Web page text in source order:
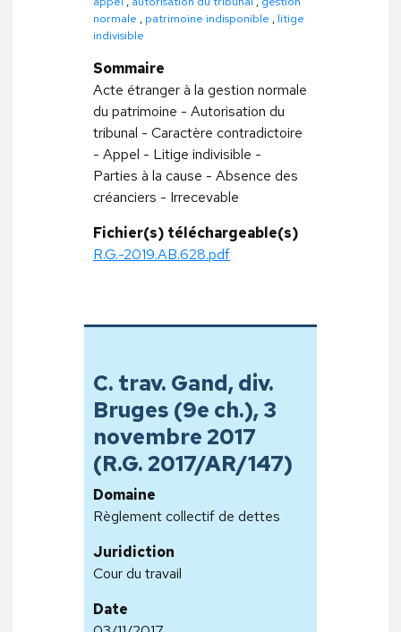
normale , patrimoine indisponible , litige
indivisible
Sommaire
Acte étranger à la gestion normale
du patrimoine - Autorisation du
tribunal - Caractère contradictoire
- Appel - Litige indivisible -
Parties à la cause - Absence des
créanciers - Irrecevable
Fichier(s) téléchargeable(s)
R.G.-2019.AB.628.pdf
C. trav. Gand, div.
Bruges (9e ch.), 3
novembre 2017
(R.G. 2017/AR/147)
Domaine
Règlement collectif de dettes
Juridiction
Cour du travail
Date